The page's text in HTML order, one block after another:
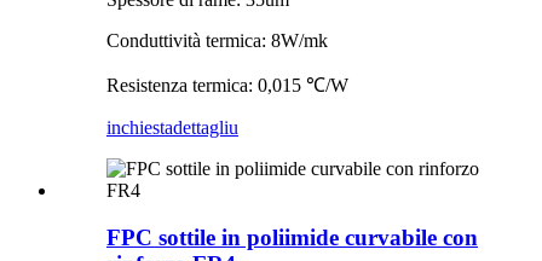
Conduttività termica: 8W/mk
Resistenza termica: 0,015 ℃/W
inchiestadettagliu
FPC sottile in poliimide curvabile con